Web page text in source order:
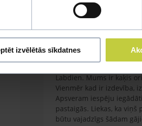
izvēlētās sīkdatnes
Kaķa vešana ārā
Labdien. Mums ir kaķis
Vienmēr kad ir izdevība,
Apsveram iespēju
pastaigās. Liekas, ka
būtu vajadzīgs šādam